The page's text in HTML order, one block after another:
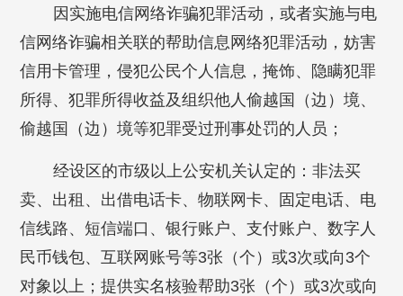
因实施电信网络诈骗犯罪活动，或者实施与电
信网络诈骗相关联的帮助信息网络犯罪活动，妨害
信用卡管理，侵犯公民个人信息，掩饰、隐瞒犯罪
所得、犯罪所得收益及组织他人偷越国（边）境、
偷越国（边）境等犯罪受过刑事处罚的人员；
经设区的市级以上公安机关认定的：非法买
卖、出租、出借电话卡、物联网卡、固定电话、电
信线路、短信端口、银行账户、支付账户、数字人
民币钱包、互联网账号等3张（个）或3次或向3个
对象以上；提供实名核验帮助3张（个）或3次或向